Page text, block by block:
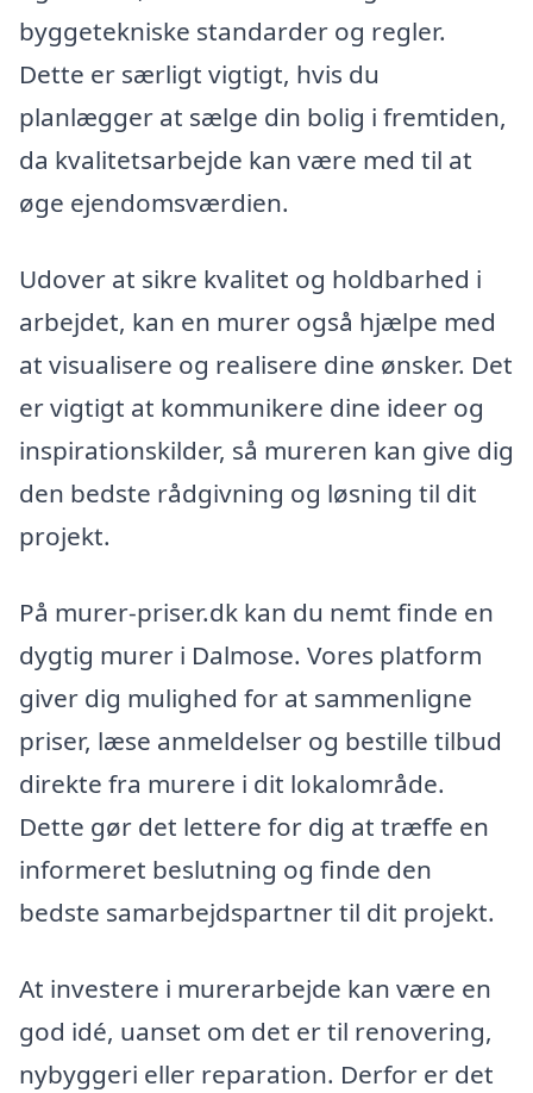
byggetekniske standarder og regler.
Dette er særligt vigtigt, hvis du
planlægger at sælge din bolig i fremtiden,
da kvalitetsarbejde kan være med til at
øge ejendomsværdien.
Udover at sikre kvalitet og holdbarhed i
arbejdet, kan en murer også hjælpe med
at visualisere og realisere dine ønsker. Det
er vigtigt at kommunikere dine ideer og
inspirationskilder, så mureren kan give dig
den bedste rådgivning og løsning til dit
projekt.
På murer-priser.dk kan du nemt finde en
dygtig murer i Dalmose. Vores platform
giver dig mulighed for at sammenligne
priser, læse anmeldelser og bestille tilbud
direkte fra murere i dit lokalområde.
Dette gør det lettere for dig at træffe en
informeret beslutning og finde den
bedste samarbejdspartner til dit projekt.
At investere i murerarbejde kan være en
god idé, uanset om det er til renovering,
nybyggeri eller reparation. Derfor er det